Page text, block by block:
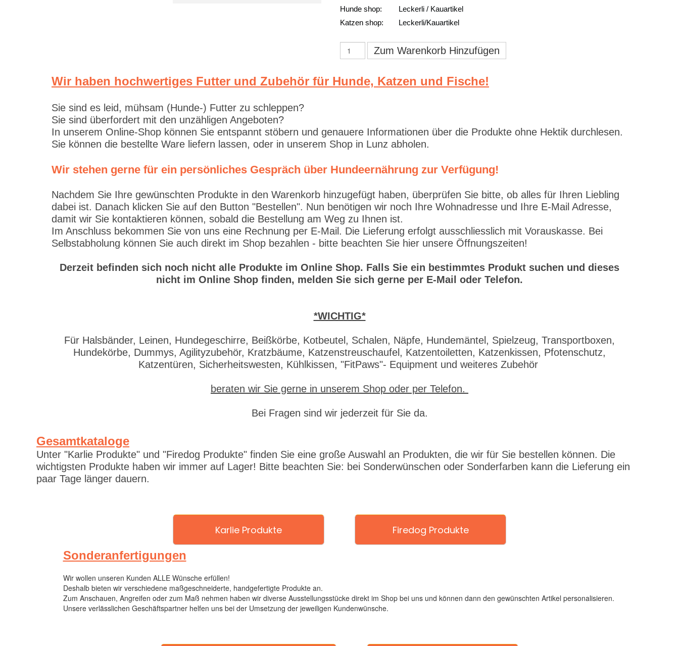
Hunde shop:
Leckerli / Kauartikel
Katzen shop:
Leckerli/Kauartikel
Zum Warenkorb Hinzufügen
Wir haben hochwertiges Futter und Zubehör für Hunde, Katzen und Fische!
Sie sind es leid, mühsam (Hunde-) Futter zu schleppen?
Sie sind überfordert mit den unzähligen Angeboten?
In unserem Online-Shop können Sie entspannt stöbern und genauere Informationen über die Produkte ohne Hektik durchlesen.
Sie können die bestellte Ware liefern lassen, oder in unserem Shop in Lunz abholen.
Wir stehen gerne für ein persönliches Gespräch über Hundeernährung zur Verfügung!
Nachdem Sie Ihre gewünschten Produkte in den Warenkorb hinzugefügt haben, überprüfen Sie bitte, ob alles für Ihren Liebling
dabei ist. Danach klicken Sie auf den Button "Bestellen". Nun benötigen wir noch Ihre Wohnadresse und Ihre E-Mail Adresse,
damit wir Sie kontaktieren können, sobald die Bestellung am Weg zu Ihnen ist.
Im Anschluss bekommen Sie von uns eine Rechnung per E-Mail. Die Lieferung erfolgt ausschliesslich mit Vorauskasse. Bei
Selbstabholung können Sie auch direkt im Shop bezahlen - bitte beachten Sie hier unsere Öffnungszeiten!
Derzeit befinden sich noch nicht alle Produkte im Online Shop. Falls Sie ein bestimmtes Produkt suchen und dieses
nicht im Online Shop finden, melden Sie sich gerne per E-Mail oder Telefon.
*WICHTIG*
Für Halsbänder, Leinen, Hundegeschirre, Beißkörbe, Kotbeutel, Schalen, Näpfe, Hundemäntel, Spielzeug, Transportboxen,
Hundekörbe, Dummys, Agilityzubehör, Kratzbäume, Katzenstreuschaufel, Katzentoiletten, Katzenkissen, Pfotenschutz,
Katzentüren, Sicherheitswesten, Kühlkissen, "FitPaws"- Equipment und weiteres Zubehör
beraten wir Sie gerne in unserem Shop oder per Telefon.
Bei Fragen sind wir jederzeit für Sie da.
Gesamtkataloge
Unter "Karlie Produkte" und "Firedog Produkte" finden Sie eine große Auswahl an Produkten, die wir für Sie bestellen können. Die
wichtigsten Produkte haben wir immer auf Lager! Bitte beachten Sie: bei Sonderwünschen oder Sonderfarben kann die Lieferung ein
paar Tage länger dauern.
Karlie Produkte Firedog Produkte
Sonderanfertigungen
Wir wollen unseren Kunden ALLE Wünsche erfüllen!
Deshalb bieten wir verschiedene maßgeschneiderte, handgefertigte Produkte an.
Zum Anschauen, Angreifen oder zum Maß nehmen haben wir diverse Ausstellungsstücke direkt im Shop bei uns und können dann den gewünschten Artikel personalisieren.
Unsere verlässlichen Geschäftspartner helfen uns bei der Umsetzung der jeweiligen Kundenwünsche.